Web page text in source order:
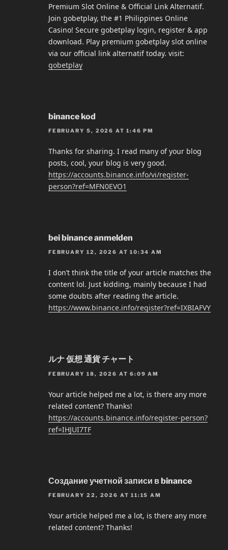
Premium Slot Online & Official Link Alternatif.
Join gobetplay, the #1 Philippines Online
Casino! Secure gobetplay login, register & app
download. Play premium gobetplay slot online
via our official link alternatif today. visit:
gobetplay
binance kod
FEBRUARY 5, 2026 AT 1:46 PM
Thanks for sharing. I read many of your blog
posts, cool, your blog is very good.
https://accounts.binance.info/vi/register-
person?ref=MFN0EVO1
bei binance anmelden
FEBRUARY 12, 2026 AT 10:34 AM
I don’t think the title of your article matches the
content lol. Just kidding, mainly because I had
some doubts after reading the article.
https://www.binance.info/register?ref=IXBIAFVY
ルナ 仮想 通貨 チャート
FEBRUARY 18, 2026 AT 6:09 AM
Your article helped me a lot, is there any more
related content? Thanks!
https://accounts.binance.info/register-person?
ref=IHJUI7TF
Создание учетной записи в binance
FEBRUARY 22, 2026 AT 11:15 AM
Your article helped me a lot, is there any more
related content? Thanks!